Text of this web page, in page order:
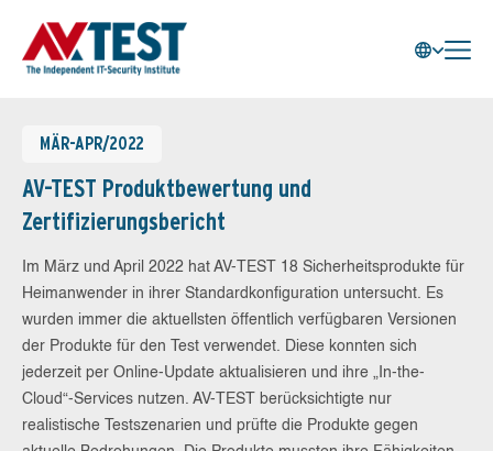
MÄR-APR/2022
AV-TEST Produktbewertung und
Zertifizierungsbericht
Im März und April 2022 hat AV-TEST 18 Sicherheitsprodukte für
Heimanwender in ihrer Standardkonfiguration untersucht. Es
wurden immer die aktuellsten öffentlich verfügbaren Versionen
der Produkte für den Test verwendet. Diese konnten sich
jederzeit per Online-Update aktualisieren und ihre „In-the-
Cloud“-Services nutzen. AV-TEST berücksichtigte nur
realistische Testszenarien und prüfte die Produkte gegen